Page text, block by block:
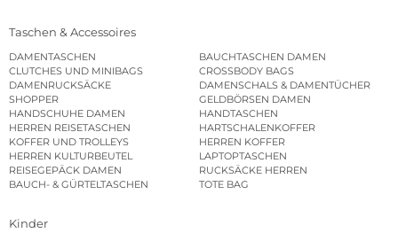
Taschen & Accessoires
DAMENTASCHEN
BAUCHTASCHEN DAMEN
CLUTCHES UND MINIBAGS
CROSSBODY BAGS
DAMENRUCKSÄCKE
DAMENSCHALS & DAMENTÜCHER
SHOPPER
GELDBÖRSEN DAMEN
HANDSCHUHE DAMEN
HANDTASCHEN
HERREN REISETASCHEN
HARTSCHALENKOFFER
KOFFER UND TROLLEYS
HERREN KOFFER
HERREN KULTURBEUTEL
LAPTOPTASCHEN
REISEGEPÄCK DAMEN
RUCKSÄCKE HERREN
BAUCH- & GÜRTELTASCHEN
TOTE BAG
Kinder